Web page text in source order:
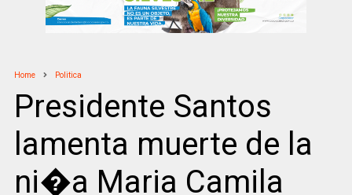
Home Politica
Presidente Santos
lamenta muerte de la
ni�a Maria Camila